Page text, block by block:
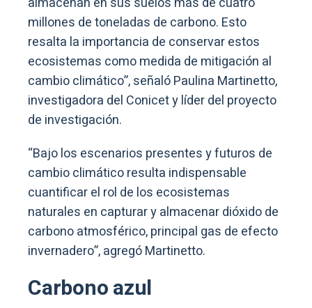
millones de toneladas de carbono. Esto
resalta la importancia de conservar estos
ecosistemas como medida de mitigación al
cambio climático”, señaló Paulina Martinetto,
investigadora del Conicet y líder del proyecto
de investigación.
“Bajo los escenarios presentes y futuros de
cambio climático resulta indispensable
cuantificar el rol de los ecosistemas
naturales en capturar y almacenar dióxido de
carbono atmosférico, principal gas de efecto
invernadero”, agregó Martinetto.
Carbono azul